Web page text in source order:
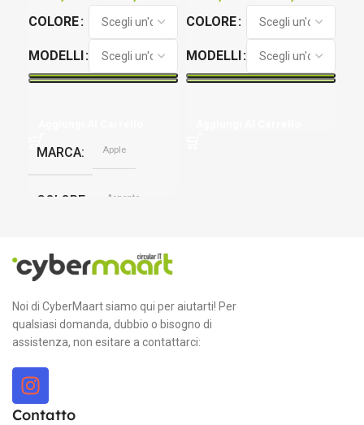
COLORE
MODELLI
MARCA Apple
COLORE
Argento
,
Mezzanotte
MODELLI
16GB RAM – 256GB SSD
,
M4 CPU 10‑core GPU 10‑core
– 16GB RAM – 512GB SSD
,
COLORE
MODELLI
Noi di CyberMaart siamo qui per aiutarti! Per
qualsiasi domanda, dubbio o bisogno di
assistenza, non esitare a contattarci:
Contatto